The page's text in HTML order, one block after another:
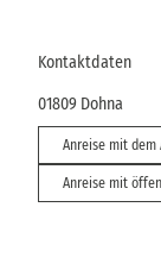
Kontaktdaten
01809 Dohna
Anreise mit dem
Anreise mit